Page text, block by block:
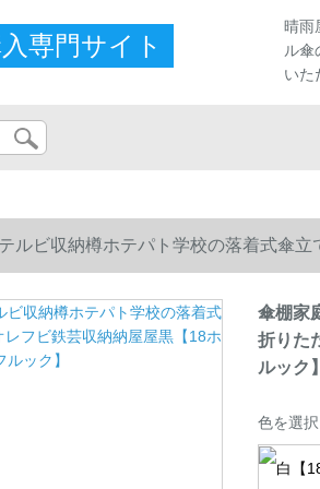
専門サイト
晴雨
ル傘
いた
ルビ収納樽ホテパト学校の落着式傘
傘棚家
折りた
ルック】
色を選択